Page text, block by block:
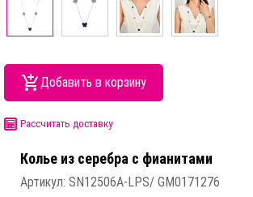
Добавить в корзину
Рассчитать доставку
Колье из серебра c фианитами
Артикул: SN12506A-LPS/ GM0171276